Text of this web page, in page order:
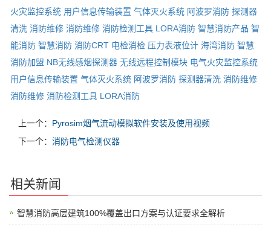
火灾监控系统 用户信息传输装置 气体灭火系统 阿波罗消防 探测器
清洗 消防维修 消防维修 消防检测工具 LORA消防 智慧消防产品 智
能消防 智慧消防 消防CRT 电检消检 压力表液位计 海湾消防 智慧
消防加盟 NB无线感烟探测器 无线远程控制模块 电气火灾监控系统
用户信息传输装置 气体灭火系统 阿波罗消防 探测器清洗 消防维修
消防维修 消防检测工具 LORA消防
上一个： Pyrosim烟气流动模拟软件安装及使用视频
下一个： 消防电气检测仪器
相关新闻
智慧消防高层建筑100%覆盖出口方案与认证要求全解析